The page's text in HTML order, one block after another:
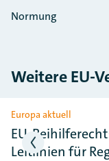
Normung
Weitere EU-
Slider überspringen
Europa aktuell
EU-
Leitlinien für